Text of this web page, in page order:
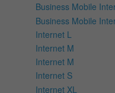
Business Mobile
Business Mobile
Internet L
Internet M
Internet M
Internet S
Internet XL